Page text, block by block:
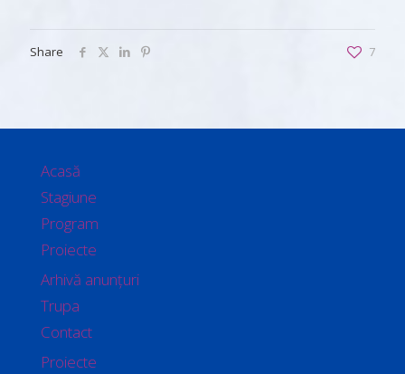
Share 7
Acasă
Stagiune
Program
Proiecte
Arhivă anunțuri
Trupa
Contact
Proiecte